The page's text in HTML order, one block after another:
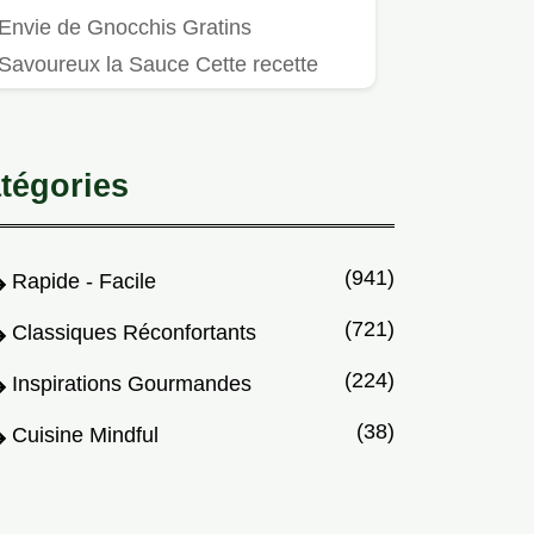
de Gnocchis Gratins
la Sauce Cette recette
Rapide - Facile (941)
Classiques Réconfortants (721)
Inspirations Gourmandes (224)
Cuisine Mindful (38)